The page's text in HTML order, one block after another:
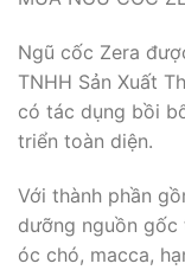
Ngũ cốc Zera
TNHH Sản Xuất
có tác dụng bồi
triển toàn diện.
Với thành phần
dưỡng nguồn gốc
óc chó, macca,